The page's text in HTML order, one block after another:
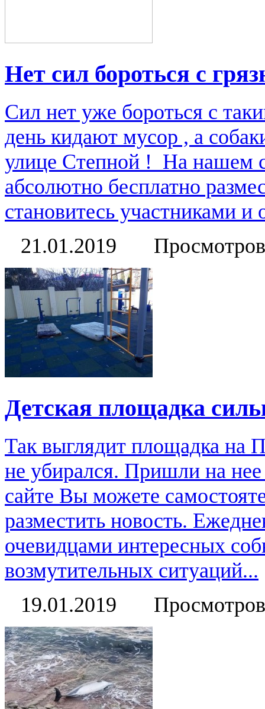
Нет сил бороться с
Сил нет уже бороться с
день кидают мусор , а
улице Степной ! На нашем
абсолютно бесплатно
становитесь участниками
21.01.2019
Детская площадка
Так выглядит площадка на
не убирался. Пришли на
сайте Вы можете
разместить новость.
очевидцами интересных
возмутительных ситуаций...
19.01.2019